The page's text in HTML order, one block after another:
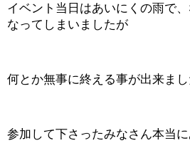
イベント当日はあいにくの雨で
なってしまいましたが
何とか無事に終える事が出来ま
参加して下さったみなさん本当